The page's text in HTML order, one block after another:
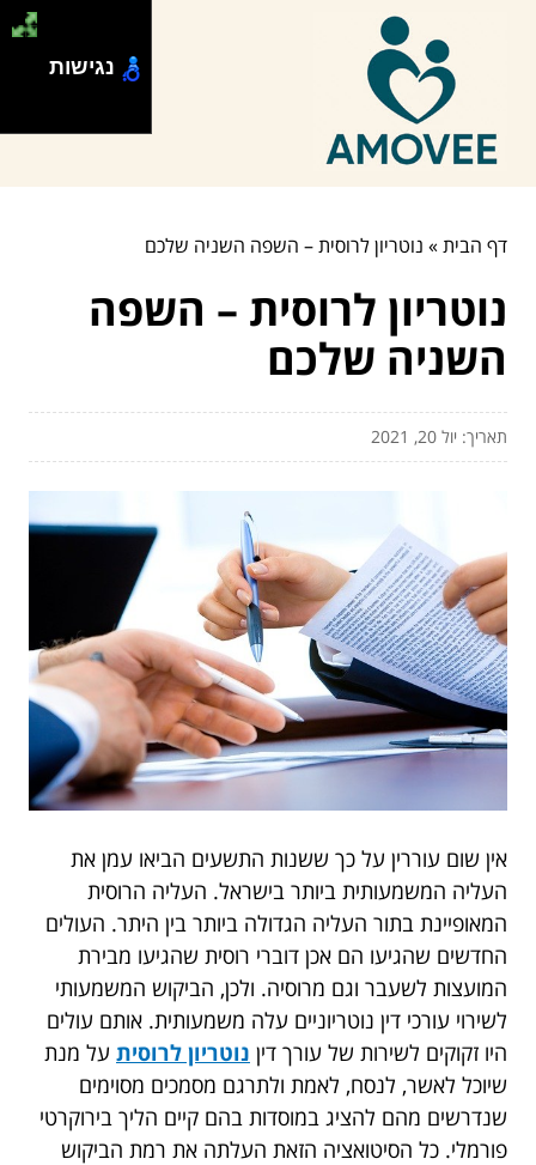
דף הבית» נוטריון לרוסית – השפה השניה שלכם
נוטריון לרוסית – השפה
השניה שלכם
תאריך: יול 20, 2021
אין שום עוררין על כך ששנות התשעים הביאו עמן את
העליה המשמעותית ביותר בישראל. העליה הרוסית
המאופיינת בתור העליה הגדולה ביותר בין היתר. העולים
החדשים שהגיעו הם אכן דוברי רוסית שהגיעו מבירת
המועצות לשעבר וגם מרוסיה. ולכן, הביקוש המשמעותי
לשירוי עורכי דין נוטריוניים עלה משמעותית. אותם עולים
היו זקוקים לשירות של עורך דין נוטריון לרוסית על מנת
שיוכל לאשר, לנסח, לאמת ולתרגם מסמכים מסוימים
שנדרשים מהם להציג במוסדות בהם קיים הליך בירוקרטי
פורמלי. כל הסיטואציה הזאת העלתה את רמת הביקוש
נגישות